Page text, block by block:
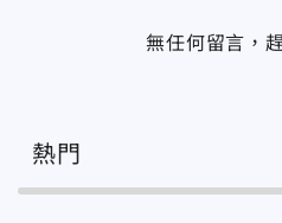
無任何留言，
熱門